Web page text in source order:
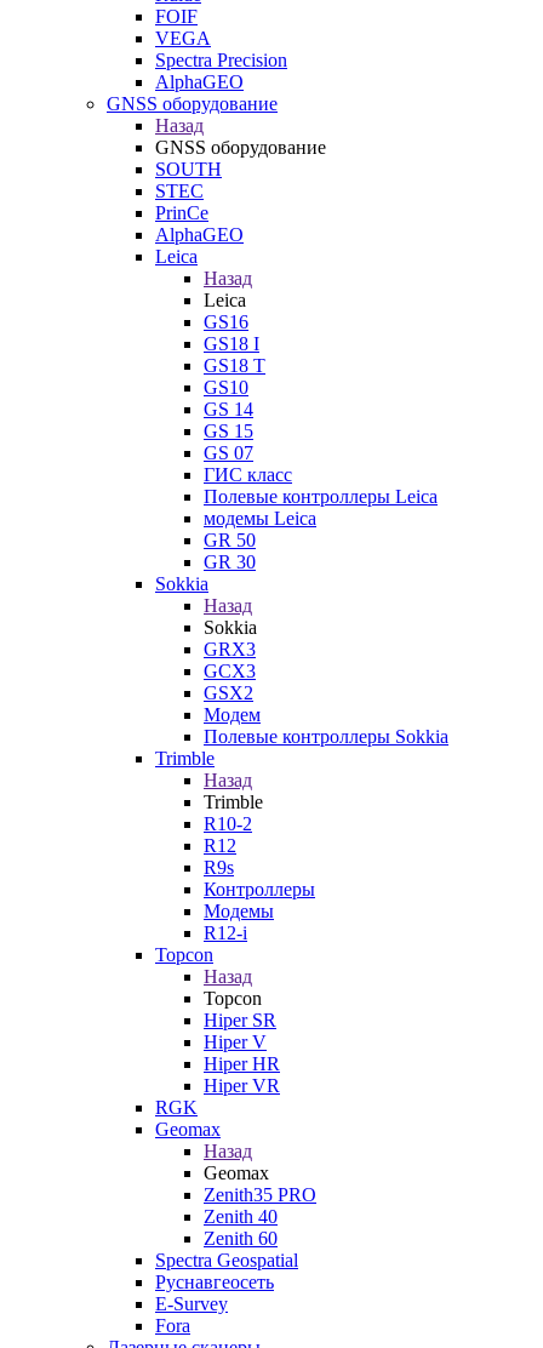
FOIF
VEGA
Spectra Precision
AlphaGEO
GNSS оборудование
Назад
GNSS оборудование
SOUTH
STEC
PrinCe
AlphaGEO
Leica
Назад
Leica
GS16
GS18 I
GS18 T
GS10
GS 14
GS 15
GS 07
ГИС класс
Полевые контроллеры Leica
модемы Leica
GR 50
GR 30
Sokkia
Назад
Sokkia
GRX3
GCX3
GSX2
Модем
Полевые контроллеры Sokkia
Trimble
Назад
Trimble
R10-2
R12
R9s
Контроллеры
Модемы
R12-i
Topcon
Назад
Topcon
Hiper SR
Hiper V
Hiper HR
Hiper VR
RGK
Geomax
Назад
Geomax
Zenith35 PRO
Zenith 40
Zenith 60
Spectra Geospatial
Руснавгеосеть
E-Survey
Fora